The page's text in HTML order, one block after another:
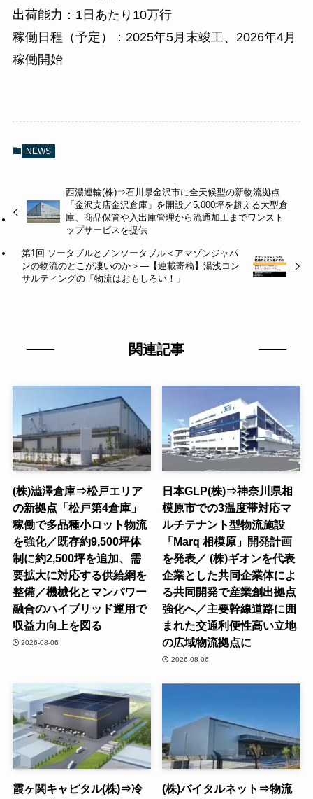
出荷能力：1日あたり10万行
稼働日程（予定）：2025年5月末竣工、2026年4月
稼働開始
NEWS
西濃運輸(株)⇒石川県金沢市に全天候型の新物流拠点
「金沢支店金沢倉庫」を開設／5,000坪を超える大型倉
庫、商品保管や入出庫管理から流通加工までワンスト
ップサービスを提供
第1回 ソータブルとノンソータブル＜アマゾンジャパ
ンの物流のどこが凄いのか＞―【連載寄稿】湯浅コン
サルティングの「物流はおもしろい！」
関連記事
(株)澁澤倉庫⇒松戸エリア
の新拠点「松戸第4倉庫」
稼働で多品種小ロット物流
を強化／既存約9,500坪体
制に約2,500坪を追加、需
要拡大に対応する供給網を
整備／機械化とマンパワー
融合のハイブリッド運用で
収益力向上を図る
2026-08-06
日本GLP(株)⇒神奈川県相
模原市での3温度帯対応マ
ルチテナント型物流施設
「Marq 相模原」開発計画
を発表／ (株)ギオンを代表
企業とした共同企業体によ
る共同開発で産業創出拠点
強化へ／主要幹線道路に囲
まれた交通利便性高い立地
の広域物流拠点に
2026-08-06
霞ヶ関キャピタル(株)⇒冷 (株)バイタルネット⇒物流